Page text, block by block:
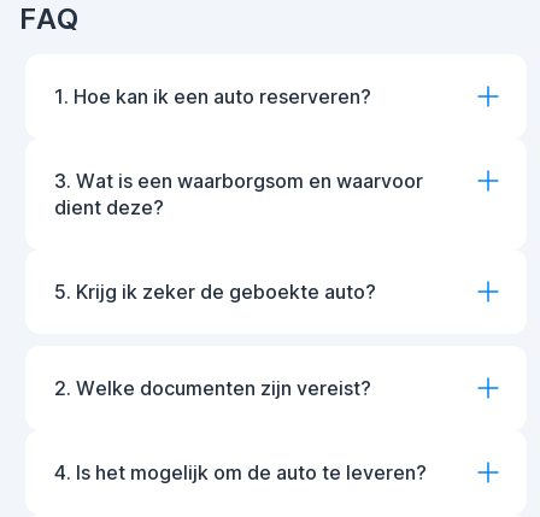
FAQ
1. Hoe kan ik een auto reserveren?
3. Wat is een waarborgsom en waarvoor
dient deze?
5. Krijg ik zeker de geboekte auto?
2. Welke documenten zijn vereist?
4. Is het mogelijk om de auto te leveren?